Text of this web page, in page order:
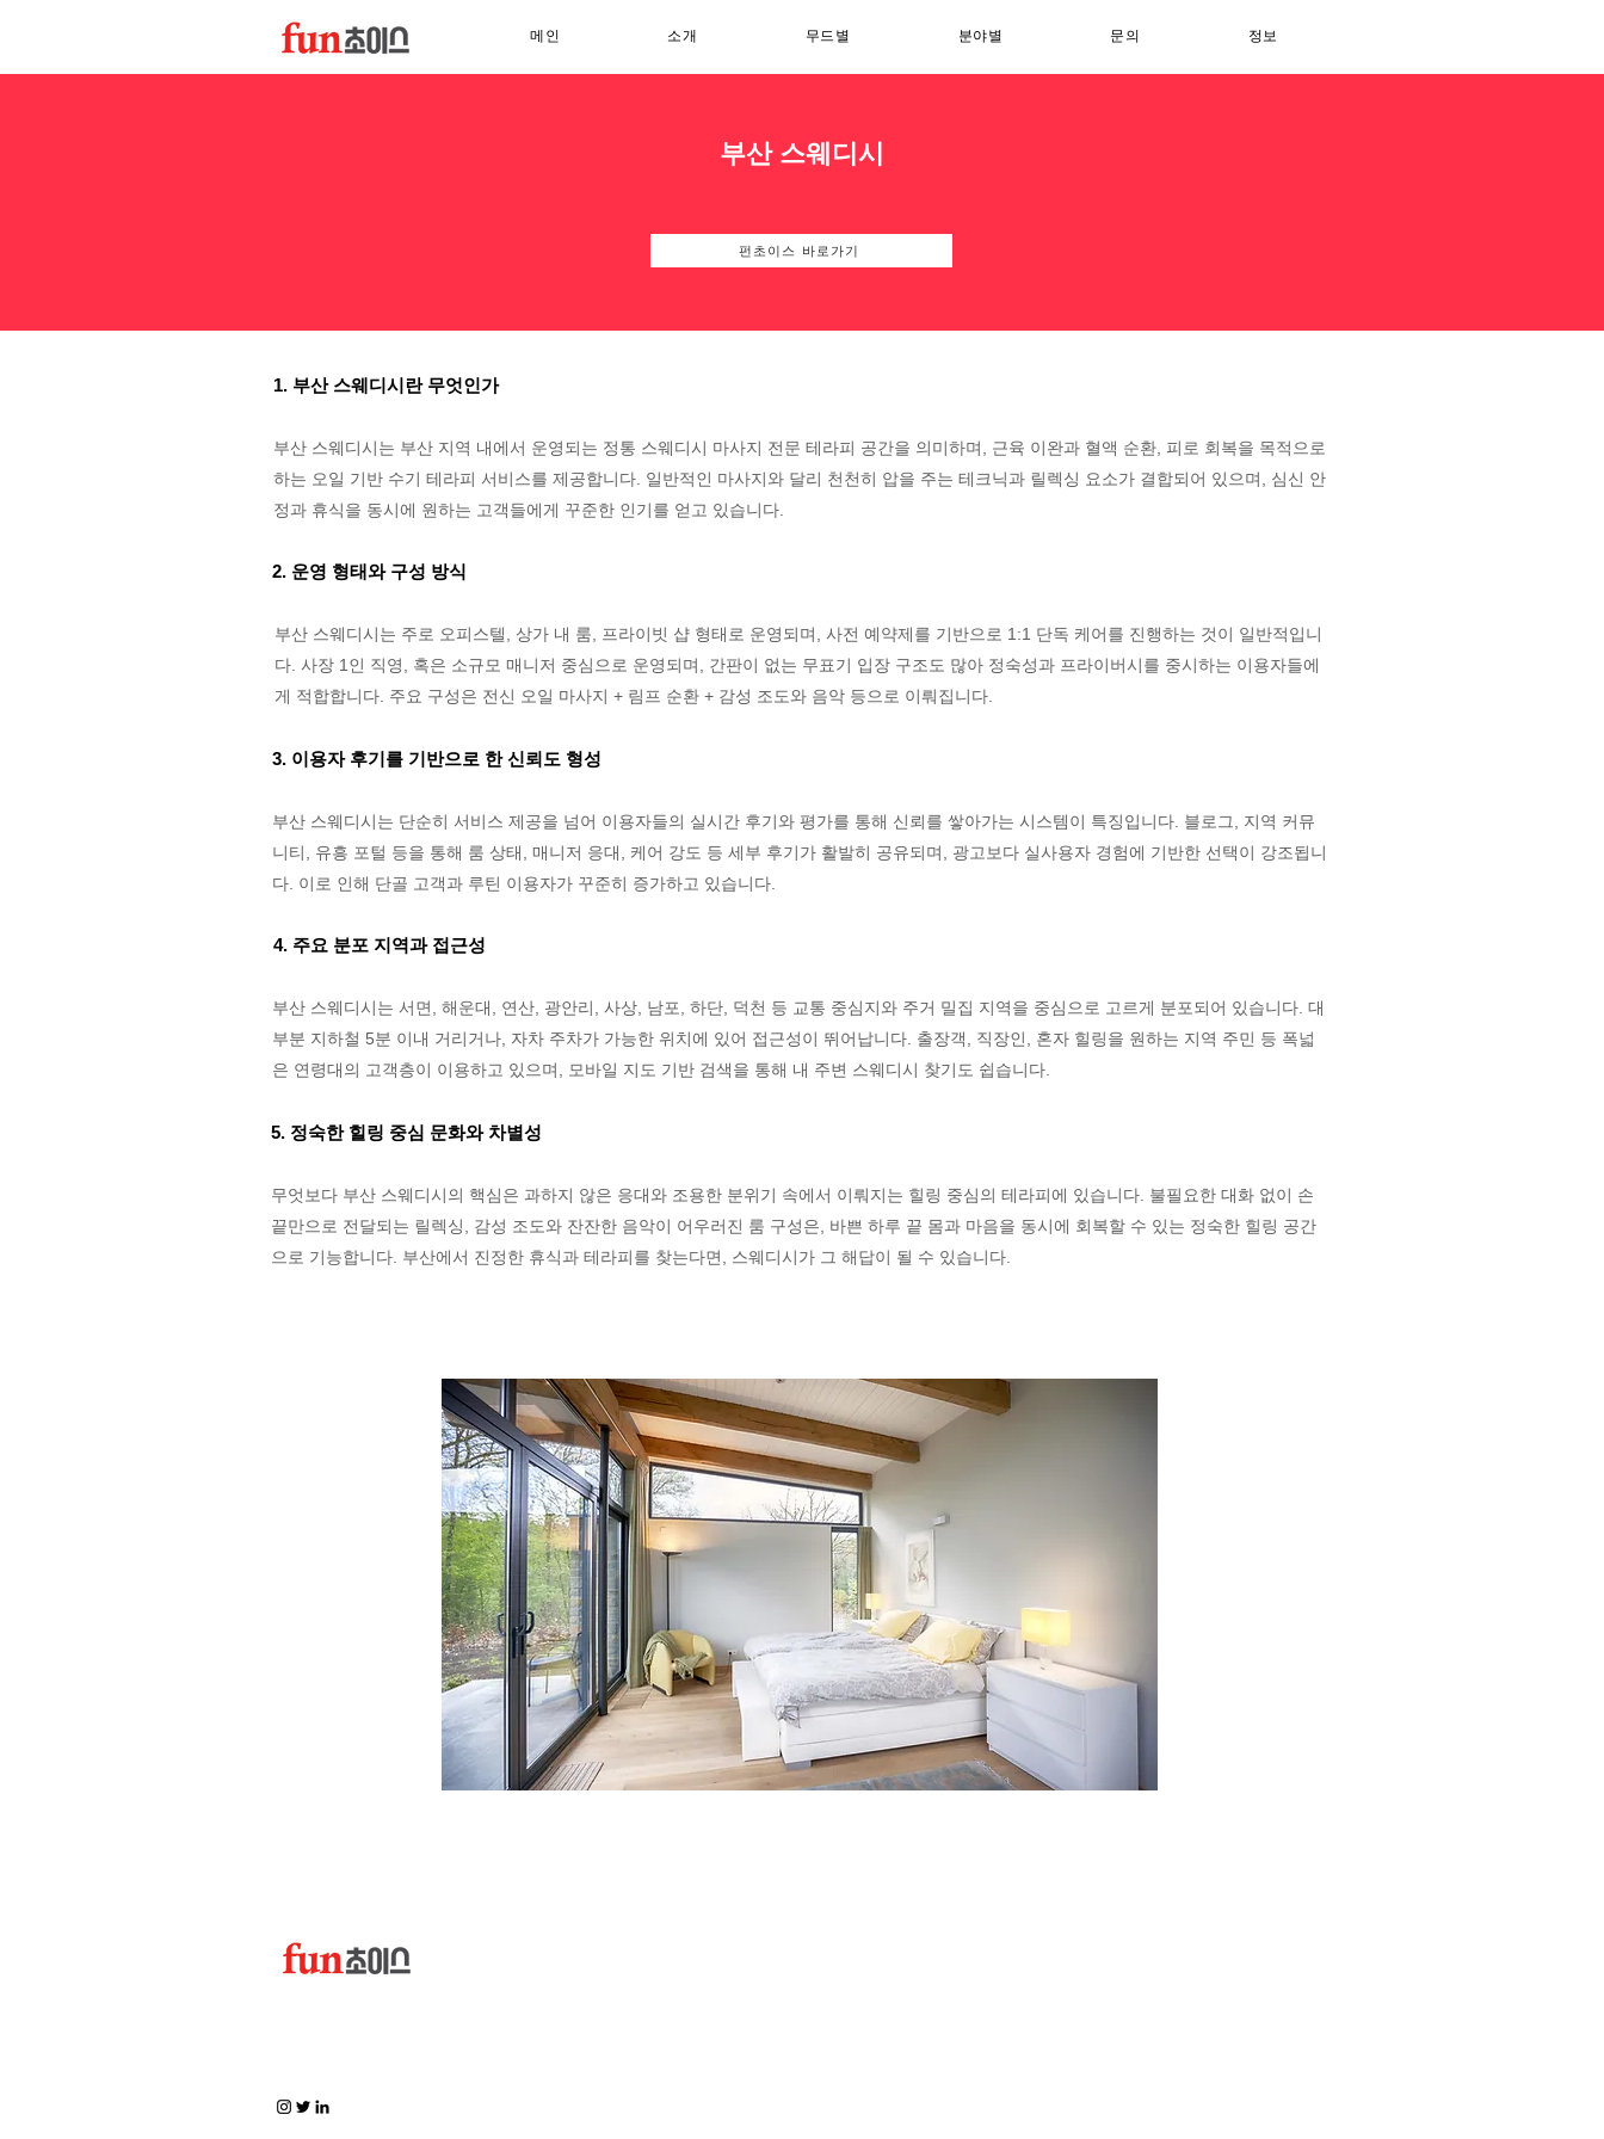
메인 소개 무드별 분야별 문의 정보
부산 스웨디시
펀초이스 바로가기
1. 부산 스웨디시란 무엇인가
부산 스웨디시는 부산 지역 내에서 운영되는 정통 스웨디시 마사지 전문 테라피 공간을 의미하며, 근육 이완과 혈액 순환, 피로 회복을 목적으로
하는 오일 기반 수기 테라피 서비스를 제공합니다. 일반적인 마사지와 달리 천천히 압을 주는 테크닉과 릴렉싱 요소가 결합되어 있으며, 심신 안
정과 휴식을 동시에 원하는 고객들에게 꾸준한 인기를 얻고 있습니다.
2. 운영 형태와 구성 방식
부산 스웨디시는 주로 오피스텔, 상가 내 룸, 프라이빗 샵 형태로 운영되며, 사전 예약제를 기반으로 1:1 단독 케어를 진행하는 것이 일반적입니
다. 사장 1인 직영, 혹은 소규모 매니저 중심으로 운영되며, 간판이 없는 무표기 입장 구조도 많아 정숙성과 프라이버시를 중시하는 이용자들에
게 적합합니다. 주요 구성은 전신 오일 마사지 + 림프 순환 + 감성 조도와 음악 등으로 이뤄집니다.
3. 이용자 후기를 기반으로 한 신뢰도 형성
부산 스웨디시는 단순히 서비스 제공을 넘어 이용자들의 실시간 후기와 평가를 통해 신뢰를 쌓아가는 시스템이 특징입니다. 블로그, 지역 커뮤
니티, 유흥 포털 등을 통해 룸 상태, 매니저 응대, 케어 강도 등 세부 후기가 활발히 공유되며, 광고보다 실사용자 경험에 기반한 선택이 강조됩니
다. 이로 인해 단골 고객과 루틴 이용자가 꾸준히 증가하고 있습니다.
4. 주요 분포 지역과 접근성
부산 스웨디시는 서면, 해운대, 연산, 광안리, 사상, 남포, 하단, 덕천 등 교통 중심지와 주거 밀집 지역을 중심으로 고르게 분포되어 있습니다. 대
부분 지하철 5분 이내 거리거나, 자차 주차가 가능한 위치에 있어 접근성이 뛰어납니다. 출장객, 직장인, 혼자 힐링을 원하는 지역 주민 등 폭넓
은 연령대의 고객층이 이용하고 있으며, 모바일 지도 기반 검색을 통해 내 주변 스웨디시 찾기도 쉽습니다.
5. 정숙한 힐링 중심 문화와 차별성
무엇보다 부산 스웨디시의 핵심은 과하지 않은 응대와 조용한 분위기 속에서 이뤄지는 힐링 중심의 테라피에 있습니다. 불필요한 대화 없이 손
끝만으로 전달되는 릴렉싱, 감성 조도와 잔잔한 음악이 어우러진 룸 구성은, 바쁜 하루 끝 몸과 마음을 동시에 회복할 수 있는 정숙한 힐링 공간
으로 기능합니다. 부산에서 진정한 휴식과 테라피를 찾는다면, 스웨디시가 그 해답이 될 수 있습니다.